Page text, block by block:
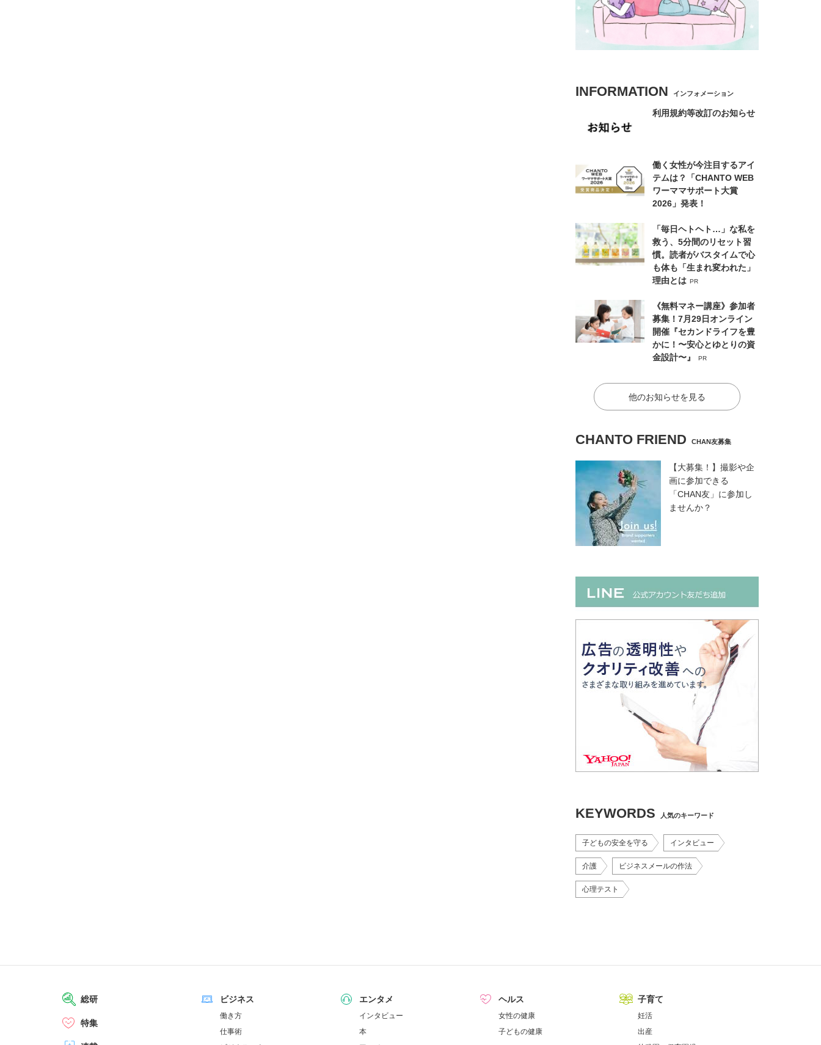
INFORMATION インフォメーション
利用規約等改訂のお知らせ
働く女性が今注目するアイ
テムは？「CHANTO WEB
ワーママサポート大賞
2026」発表！
「毎日ヘトヘト…」な私を
救う、5分間のリセット習
慣。読者がバスタイムで心
も体も「生まれ変われた」
理由とは PR
《無料マネー講座》参加者
募集！7月29日オンライン
開催『セカンドライフを豊
かに！〜安心とゆとりの資
金設計〜』
PR
他のお知らせを見る
CHANTO FRIEND CHAN友募集
【大募集！】撮影や企
画に参加できる
「CHAN友」に参加し
ませんか？
KEYWORDS 人気のキーワード
子どもの安全を守る インタビュー
介護 ビジネスメールの作法
心理テスト
総研
特集
ビジネス
働き方
仕事術
エンタメ
インタビュー
本
ヘルス
女性の健康
子どもの健康
子育て
妊活
出産